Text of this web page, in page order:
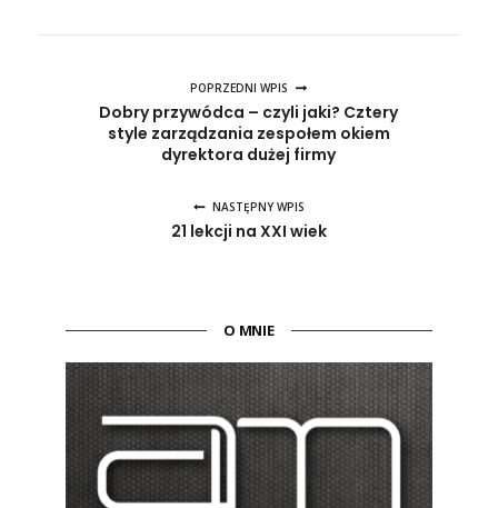
POPRZEDNI WPIS
Dobry przywódca – czyli jaki? Cztery
style zarządzania zespołem okiem
dyrektora dużej firmy
NASTĘPNY WPIS
21 lekcji na XXI wiek
O MNIE